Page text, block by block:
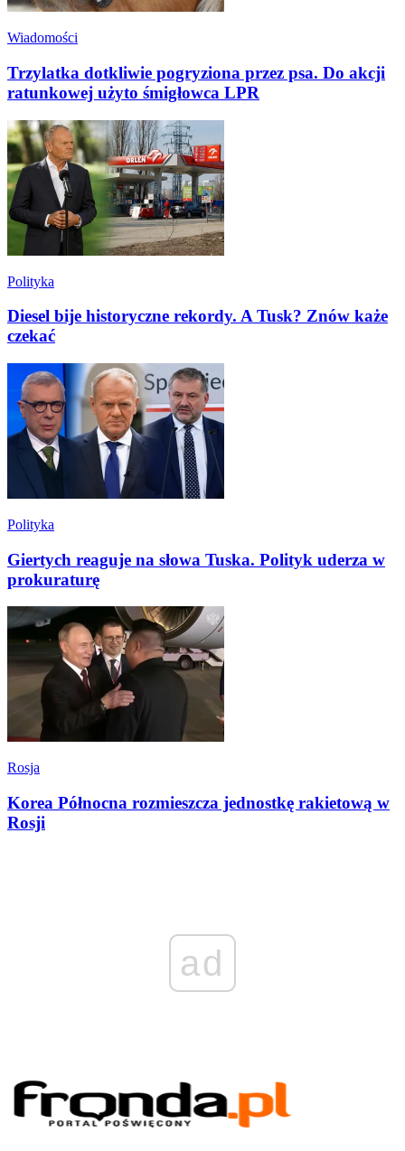
Wiadomości
Trzylatka dotkliwie pogryziona przez psa. Do akcji
ratunkowej użyto śmigłowca LPR
Polityka
Diesel bije historyczne rekordy. A Tusk? Znów każe
czekać
Polityka
Giertych reaguje na słowa Tuska. Polityk uderza w
prokuraturę
Rosja
Korea Północna rozmieszcza jednostkę rakietową w
Rosji
ad